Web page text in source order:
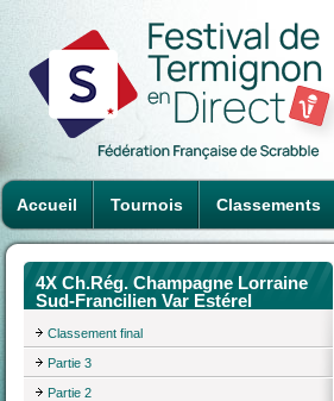
Accueil Tournois Classements
4X Ch.Rég. Champagne Lorraine
Sud-Francilien Var Estérel
Classement final
Partie 3
Partie 2